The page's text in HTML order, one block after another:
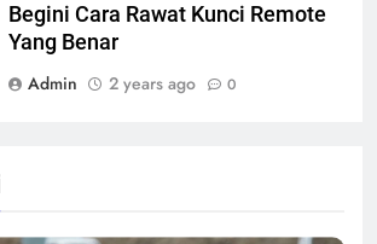
Begini Cara Rawat Kunci Remote
Yang Benar
Admin
2 years ago 0